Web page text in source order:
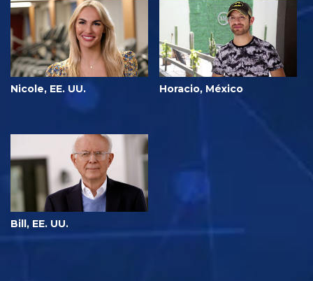
Nicole, EE. UU. Horacio, México
Bill, EE. UU.